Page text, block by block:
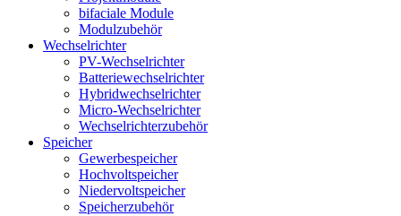
bifaciale Module
Modulzubehör
Wechselrichter
PV-Wechselrichter
Batteriewechselrichter
Hybridwechselrichter
Micro-Wechselrichter
Wechselrichterzubehör
Speicher
Gewerbespeicher
Hochvoltspeicher
Niedervoltspeicher
Speicherzubehör